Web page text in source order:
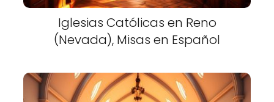
Iglesias Católicas en Reno
(Nevada), Misas en Español